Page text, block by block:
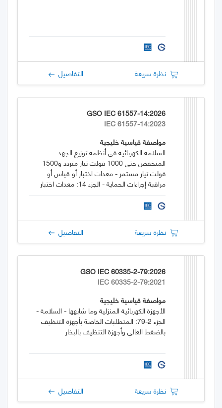
نظرة سريعة التفاصيل
GSO IEC 61557-14:2026
IEC 61557-14:2023
مواصفة قياسية خليجية
السلامة الكهربائية في أنظمة توزيع الجهد
المنخفض حتى 1000 فولت تيار متردد و1500
فولت تيار مستمر - معدات اختبار أو قياس أو
مراقبة إجراءات الحماية - الجزء 14: معدات اختبار
نظرة سريعة التفاصيل
GSO IEC 60335-2-79:2026
IEC 60335-2-79:2021
مواصفة قياسية خليجية
الأجهزة الكهربائية المنزلية وما شابهها - السلامة -
الجزء 2-79: المتطلبات الخاصة بأجهزة التنظيف
بالضغط العالي وأجهزة التنظيف بالبخار
نظرة سريعة التفاصيل